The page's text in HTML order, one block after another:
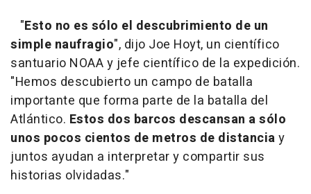
"Esto no es sólo el descubrimiento de un
simple naufragio", dijo Joe Hoyt, un científico
santuario NOAA y jefe científico de la expedición.
"Hemos descubierto un campo de batalla
importante que forma parte de la batalla del
Atlántico. Estos dos barcos descansan a sólo
unos pocos cientos de metros de distanciay
juntos ayudan a interpretar y compartir sus
historias olvidadas."